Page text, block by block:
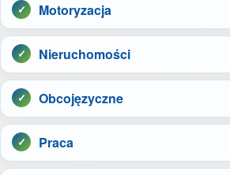
Motoryzacja
Nieruchomości
Obcojęzyczne
Praca